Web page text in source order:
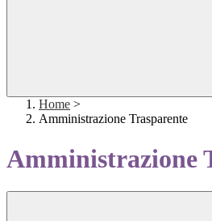
Home >
Amministrazione Trasparente
Amministrazione